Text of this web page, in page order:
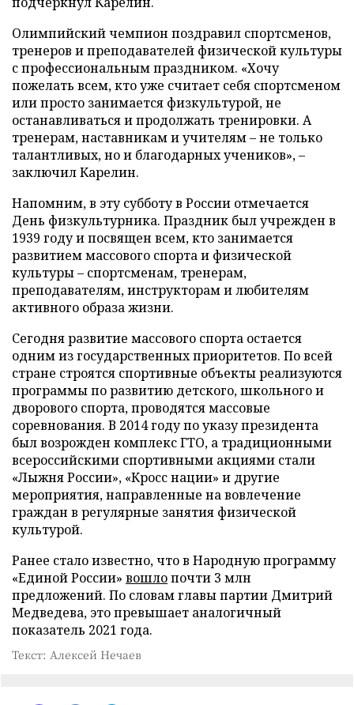
Олимпийский чемпион поздравил спортсменов,
тренеров и преподавателей физической культуры
с профессиональным праздником. «Хочу
пожелать всем, кто уже считает себя спортсменом
или просто занимается физкультурой, не
останавливаться и продолжать тренировки. А
тренерам, наставникам и учителям – не только
талантливых, но и благодарных учеников», –
заключил Карелин.
Напомним, в эту субботу в России отмечается
День физкультурника. Праздник был учрежден в
1939 году и посвящен всем, кто занимается
развитием массового спорта и физической
культуры – спортсменам, тренерам,
преподавателям, инструкторам и любителям
активного образа жизни.
Сегодня развитие массового спорта остается
одним из государственных приоритетов. По всей
стране строятся спортивные объекты реализуются
программы по развитию детского, школьного и
дворового спорта, проводятся массовые
соревнования. В 2014 году по указу президента
был возрожден комплекс ГТО, а традиционными
всероссийскими спортивными акциями стали
«Лыжня России», «Кросс нации» и другие
мероприятия, направленные на вовлечение
граждан в регулярные занятия физической
культурой.
Ранее стало известно, что в Народную программу
«Единой России» вошлопочти 3 млн
предложений. По словам главы партии Дмитрий
Медведева, это превышает аналогичный
показатель 2021 года.
Текст: Алексей Нечаев